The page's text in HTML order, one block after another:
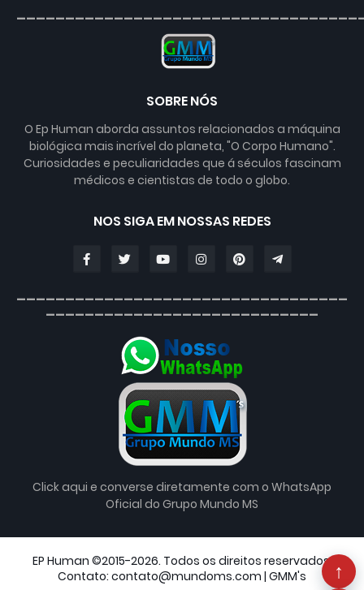
↑
SOBRE NÓS
O Ep Human aborda assuntos relacionados a máquina
biológica mais incrível do planeta, "O Corpo Humano".
Curiosidades e peculiaridades que á séculos fascinam
médicos e cientistas de todo o globo.
NOS SIGA EM NOSSAS REDES
__________________________________
____________________________
Click aqui e converse diretamente com o WhatsApp
Oficial do Grupo Mundo MS
EP Human ©2015-2026. Todos os direitos reservados.
Contato: contato@mundoms.com | GMM's